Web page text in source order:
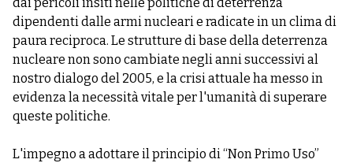
dipendenti dalle armi nucleari e radicate in un clima di
paura reciproca. Le strutture di base della deterrenza
nucleare non sono cambiate negli anni successivi al
nostro dialogo del 2005, e la crisi attuale ha messo in
evidenza la necessità vitale per l'umanità di superare
queste politiche.
L'impegno a adottare il principio di “Non Primo Uso”